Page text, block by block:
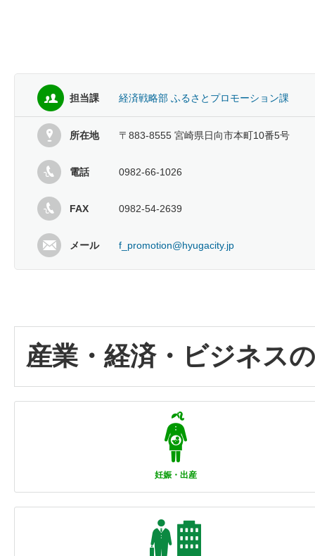
担当課 経済戦略部 ふるさとプロモーション課
所在地 〒883-8555 宮崎県日向市本町10番5号
電話 0982-66-1026
FAX 0982-54-2639
メール f_promotion@hyugacity.jp
産業・経済・ビジネス
妊娠・出産